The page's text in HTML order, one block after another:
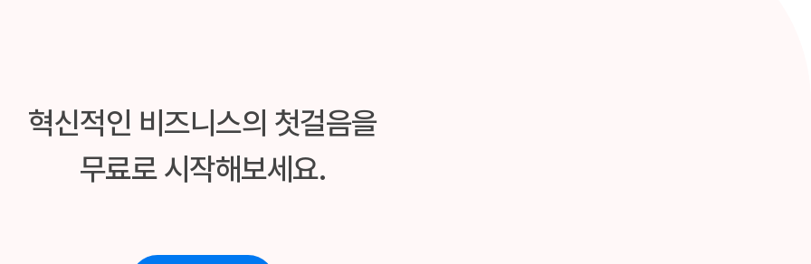
혁신적인 비즈니스의 첫걸음을
무료로 시작해보세요.